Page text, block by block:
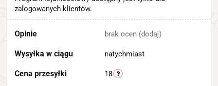
zalogowanych klientów.
Opinie brak ocen (dodaj)
Wysyłka w ciągu natychmiast
Cena przesyłki 18